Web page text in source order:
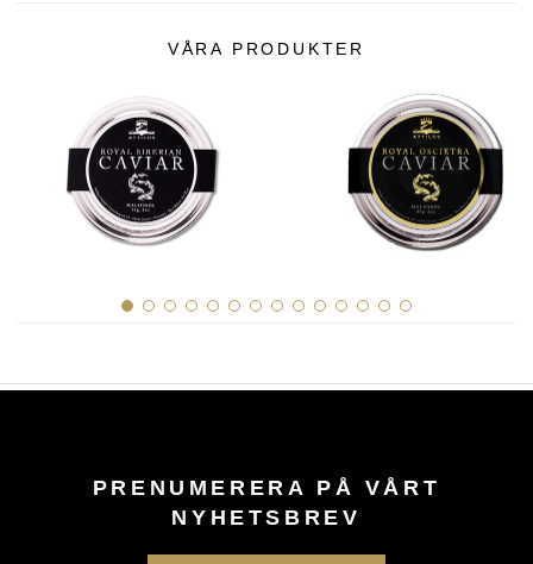
VÅRA PRODUKTER
PRENUMERERA PÅ VÅRT
NYHETSBREV